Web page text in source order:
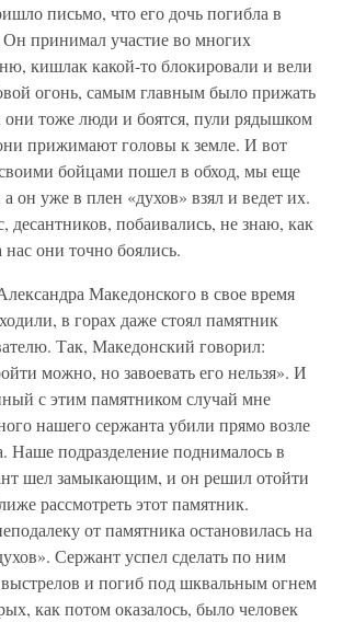
письмо, что его дочь погибла в
Он принимал участие во многих
кишлак какой-то блокировали и вели
огонь, самым главным было прижать
тоже люди и боятся, пули рядышком
прижимают головы к земле. И вот
своими бойцами пошел в обход, мы еще
а он уже в плен «духов» взял и ведет их.
десантников, побаивались, не знаю, как
нас они точно боялись.
Македонского в свое время
в горах даже стоял памятник
Так, Македонский говорил:
можно, но завоевать его нельзя». И
с этим памятником случай мне
нашего сержанта убили прямо возле
Наше подразделение поднималось в
шел замыкающим, и он решил отойти
рассмотреть этот памятник.
от памятника остановилась на
Сержант успел сделать по ним
и погиб под шквальным огнем
как потом оказалось, было человек